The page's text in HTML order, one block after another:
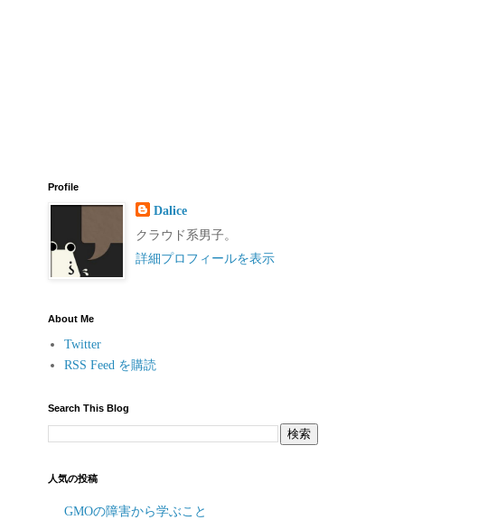
Profile
Dalice
クラウド系男子。
詳細プロフィールを表示
About Me
Twitter
RSS Feed を購読
Search This Blog
人気の投稿
GMOの障害から学ぶこと